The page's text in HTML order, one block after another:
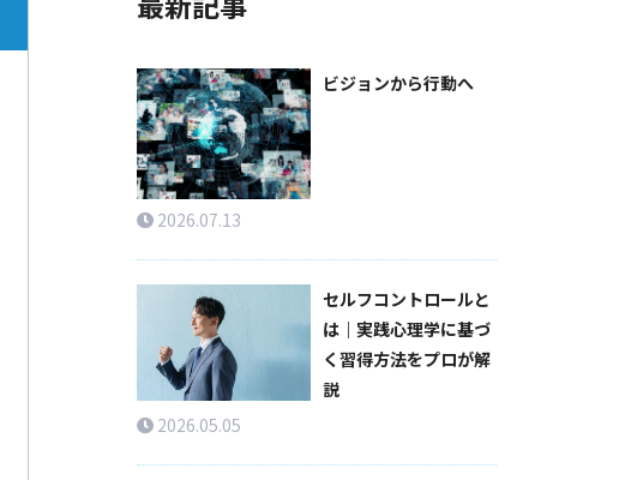
ビジョンから行動へ
2026.07.13
セルフコントロールと
は｜実践心理学に基づ
く習得方法をプロが解
説
2026.05.05